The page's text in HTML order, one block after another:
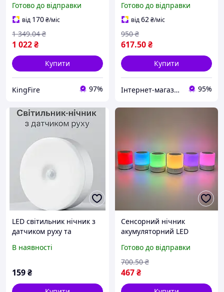
магнітний для спальні та
коридору світильник з
акум FIR41_R
Готово до відправки
від 170₴/міс
1 022₴
1 349.04 ₴
Купити
KingFire 97%
Лампа 42х10х10 см
жовтий колір
Готово до відправки
від62₴/міс
617.50₴
950 ₴
Купити
Інтернет-магазин Megusta 95%
LED світильник нічник з
датчиком руху та
бездротова лампа для
туалету (тепле світло)
В наявності
159₴
Сенсорний нічник
акумуляторний LED
дитяча лампа настільна
RGB підсвітка для спальні
Готово до відправки
467₴
700.50 ₴